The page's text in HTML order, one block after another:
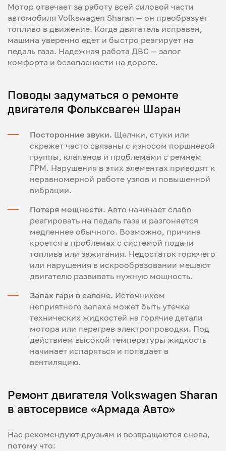
Мотор отвечает за работу всей силовой части
автомобиля Volkswagen Sharan — он преобразует
топливо в движение. Когда двигатель исправен,
машина уверенно едет и быстро реагирует на
педаль газа. Надежная работа ДВС — залог
комфорта и безопасности на дороге.
Поводы задуматься о ремонте
двигателя Фольксваген Шаран
Посторонние звуки. Щелчки, стуки или
скрежет часто связаны с износом поршневой
группы, клапанов и проблемами с ремнем
ГРМ. Нарушения в этих элементах приводят к
неравномерной работе узлов и повышенной
вибрации.
Потеря мощности. Авто начинает слабо
реагировать на педаль газа и разгоняется
медленнее обычного. Возможно, причина
кроется в проблемах с системой подачи
топлива или зажигания. Недостаток горючего
или нарушения в искрообразовании мешают
двигателю развивать нужную мощность.
Запах гари в салоне. Источником
неприятного запаха может быть утечка
технических жидкостей на горячие детали
мотора или перегрев электропроводки. Под
действием высокой температуры жидкость
начинает испаряться и попадает в
вентиляцию.
Ремонт двигателя Volkswagen Sharan
в автосервисе «Армада Авто»
Нас рекомендуют друзьям и возвращаются снова,
потому что: